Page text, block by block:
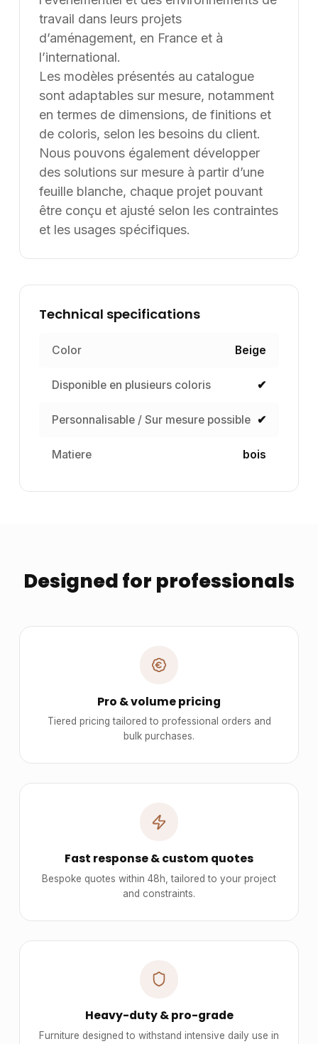
Une erreur inattendue est
survenue
Nous avons rencontré un problème lors du
chargement de l'application.
Rafraîchir la page